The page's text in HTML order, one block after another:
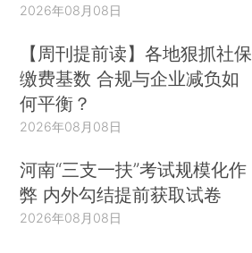
2026年08月08日
【周刊提前读】各地狠抓社保
缴费基数 合规与企业减负如
何平衡？
2026年08月08日
河南“三支一扶”考试规模化作
弊 内外勾结提前获取试卷
2026年08月08日